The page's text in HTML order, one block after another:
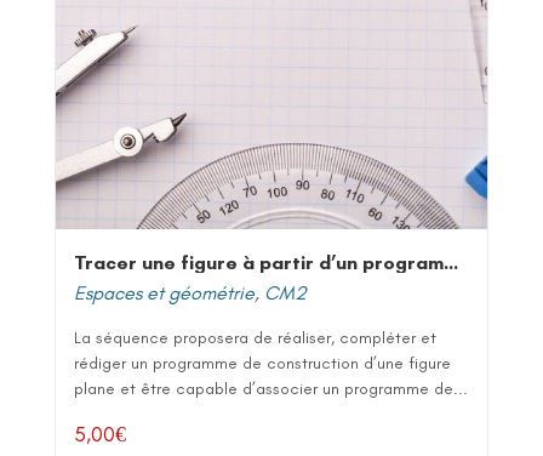
Tracer une figure à partir d’un programme de construction
Espaces et géométrie, CM2
La séquence proposera de réaliser, compléter et
rédiger un programme de construction d’une figure
plane et être capable d’associer un programme de...
5,00€